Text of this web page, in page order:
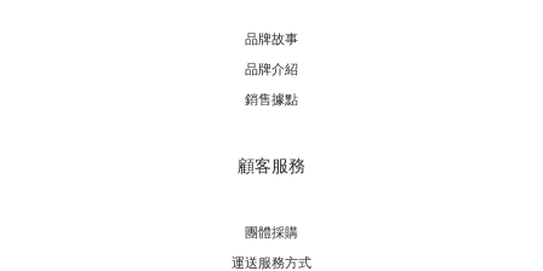
品牌故事
品牌介紹
銷售據點
顧客服務
團體採購
運送服務方式